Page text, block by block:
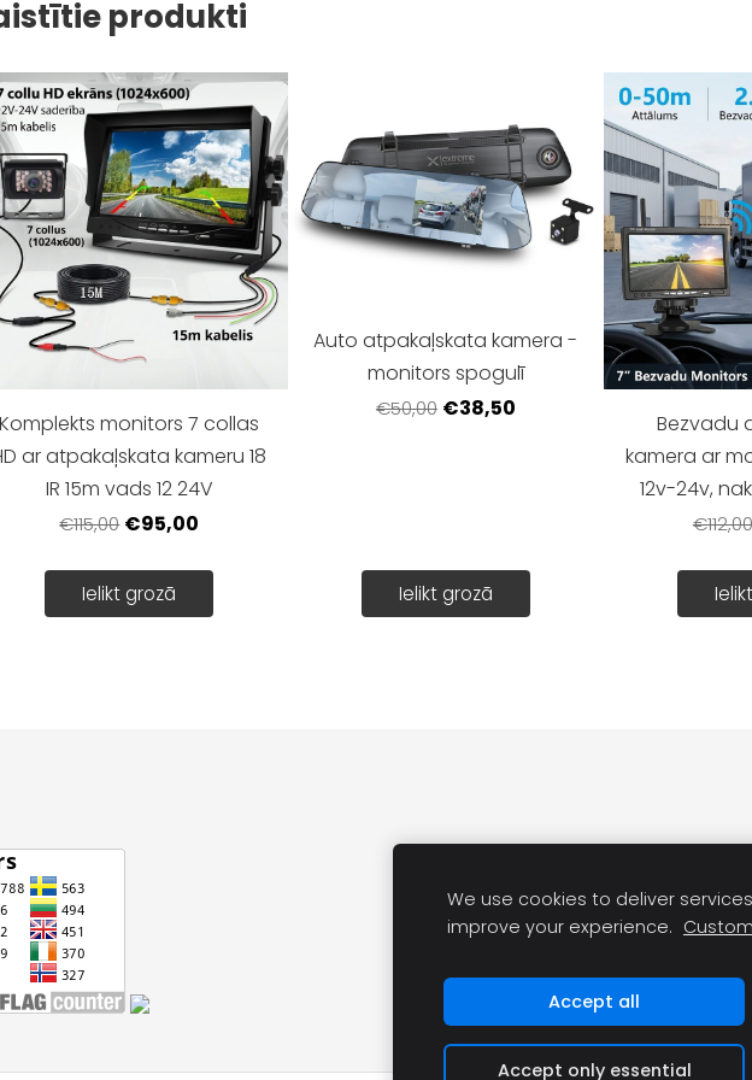
produkti
Komplekts monitors 7 collas
ar atpakaļskata kameru 18
IR 15m vads 12 24V
€115,00 €95,00
Ielikt grozā
Auto atpakaļskata kamera -
monitors spogulī
€50,00 €38,50
Ielikt grozā
Bezvadu
kamera ar
12v-24v,
€112,00
We use cookies to deliver
improve your experience.
Accept all
Accept only essential